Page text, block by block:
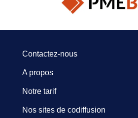
Contactez-nous
A propos
Notre tarif
Nos sites de codiffusion